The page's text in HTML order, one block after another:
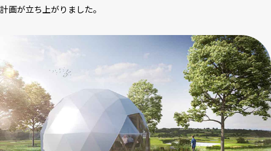
計画が立ち上がりました。